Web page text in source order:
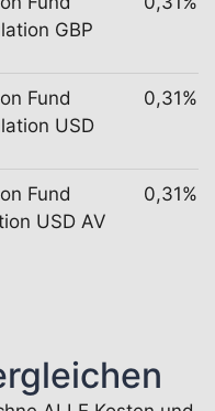
GBP
Fund
USD
0,31%
Fund
USD AV
0,31%